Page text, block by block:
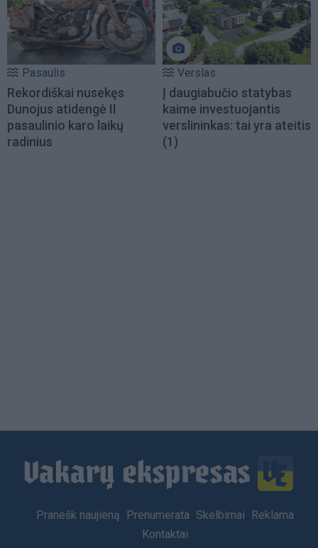
Pasaulis
Rekordiškai nusekęs
Dunojus atidengė II
pasaulinio karo laikų
radinius
Verslas
Į daugiabučio statybas
kaime investuojantis
verslininkas: tai yra ateitis
(1)
Footer
Pranešk naujieną Prenumerata Skelbimai
Reklama
Kontaktai